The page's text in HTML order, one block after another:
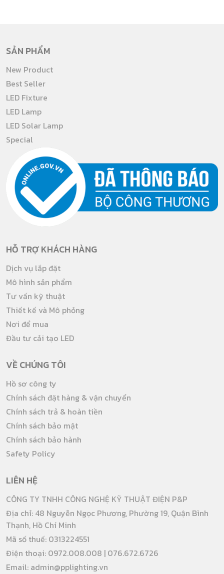
SẢN PHẨM
New Product
Best Seller
LED Fixture
LED Lamp
LED Solar Lamp
Special
HỖ TRỢ KHÁCH HÀNG
Dịch vụ lắp đặt
Mô hình sản phẩm
Tư vấn kỹ thuật
Thiết kế và Mô phỏng
Nơi để mua
Đầu tư cải tạo LED
VỀ CHÚNG TÔI
Hồ sơ công ty
Chính sách đặt hàng & vận chuyển
Chính sách trả & hoàn tiền
Chính sách bảo mật
Chính sách bảo hành
Safety Policy
LIÊN HỆ
CÔNG TY TNHH CÔNG NGHỆ KỸ THUẬT ĐIỆN P&P
Địa chỉ: 48 Nguyễn Ngọc Phương, Phường 19, Quận Bình
Thạnh, Hồ Chí Minh
Mã số thuế: 0313224551
Điện thoại: 0972.008.008 | 076.672.6726
Email: admin@pplighting.vn